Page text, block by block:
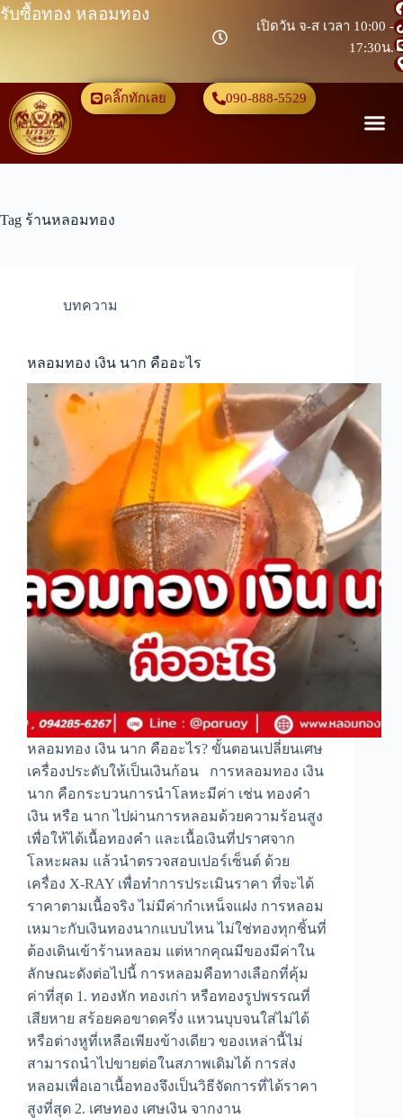
รับซื้อทอง หลอมทอง
เปิดวัน จ-ส เวลา 10:00 -
17:30น.
คลิ๊กทักเลย 090-888-5529
Tag ร้านหลอมทอง
บทความ
หลอมทอง เงิน นาก คืออะไร
หลอมทอง เงิน นาก คืออะไร? ขั้นตอนเปลี่ยนเศษ
เครื่องประดับให้เป็นเงินก้อน การหลอมทอง เงิน
นาก คือกระบวนการนำโลหะมีค่า เช่น ทองคำ
เงิน หรือ นาก ไปผ่านการหลอมด้วยความร้อนสูง
เพื่อให้ได้เนื้อทองคำ และเนื้อเงินที่ปราศจาก
โลหะผลม แล้วนำตรวจสอบเปอร์เซ็นต์ ด้วย
เครื่อง X-RAY เพื่อทำการประเมินราคา ที่จะได้
ราคาตามเนื้อจริง ไม่มีค่ากำเหน็จแฝง การหลอม
เหมาะกับเงินทองนากแบบไหน ไม่ใช่ทองทุกชิ้นที่
ต้องเดินเข้าร้านหลอม แต่หากคุณมีของมีค่าใน
ลักษณะดังต่อไปนี้ การหลอมคือทางเลือกที่คุ้ม
ค่าที่สุด 1. ทองหัก ทองเก่า หรือทองรูปพรรณที่
เสียหาย สร้อยคอขาดครึ่ง แหวนบุบจนใส่ไม่ได้
หรือต่างหูที่เหลือเพียงข้างเดียว ของเหล่านี้ไม่
สามารถนำไปขายต่อในสภาพเดิมได้ การส่ง
หลอมเพื่อเอาเนื้อทองจึงเป็นวิธีจัดการที่ได้ราคา
สูงที่สุด 2. เศษทอง เศษเงิน จากงาน